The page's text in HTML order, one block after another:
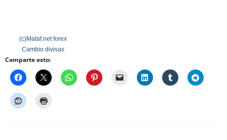
(c)Mataf.netforex
Cambio divisas
Comparte esto: